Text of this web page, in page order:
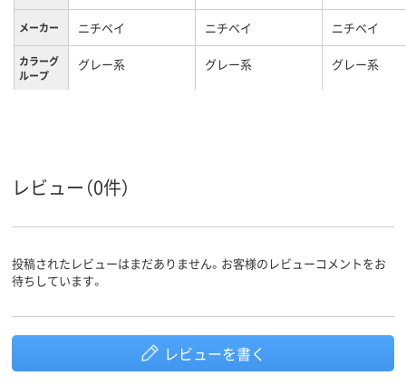
メーカー ニチベイ ニチベイ ニチベイ
カラーグ
ループ
グレー系 グレー系 グレー系
レビュー（0件）
投稿されたレビューはまだありません。お客様のレビューコメントをお
待ちしています。
レビューを書く